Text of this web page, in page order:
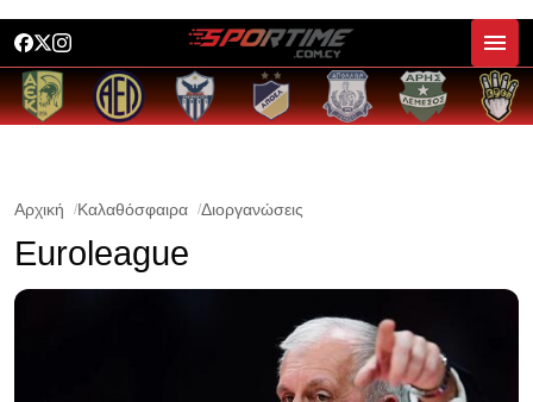
Αρχική Καλαθόσφαιρα Διοργανώσεις
Euroleague